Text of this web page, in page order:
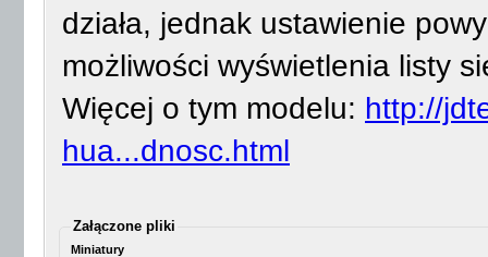
działa, jednak ustawienie
możliwości wyświetlenia listy
Więcej o tym modelu: http://
hua...dnosc.html
Załączone pliki
Miniatury